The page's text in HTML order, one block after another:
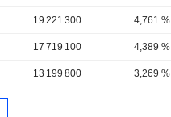
19 221 300 4,761 %
17 719 100 4,389 %
13 199 800 3,269 %